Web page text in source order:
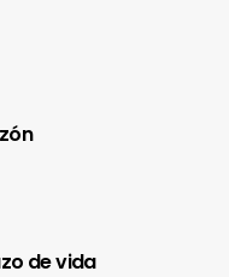
de vida